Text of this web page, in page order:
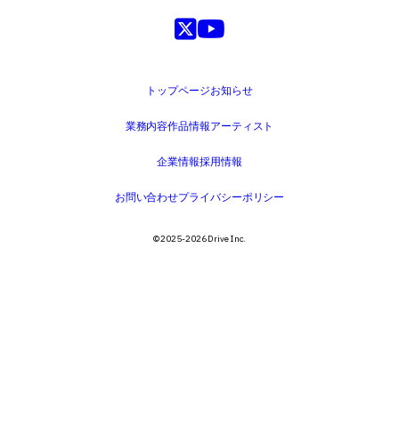
トップページお知らせ
業務内容作品情報アーティスト
企業情報採用情報
お問い合わせプライバシーポリシー
©️ 2025-2026 Drive Inc.